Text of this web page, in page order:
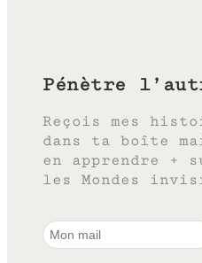
Pénètre
Reçois mes
dans ta boîte
en apprendre +
les Mondes